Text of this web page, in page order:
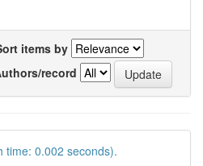
items by
record
time: 0.002 seconds).